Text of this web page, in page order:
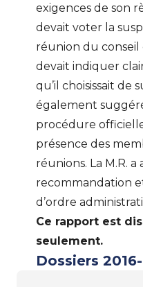
exigences de son
devait voter la
réunion du conseil
devait indiquer
qu’il choisissait de
également
procédure
présence des
réunions. La M.R.
recommandation
d’ordre
Ce rapport est
seulement.
Dossiers